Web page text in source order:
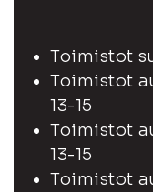
Toimistot
Toimistot
13-15
Toimistot
13-15
Toimistot